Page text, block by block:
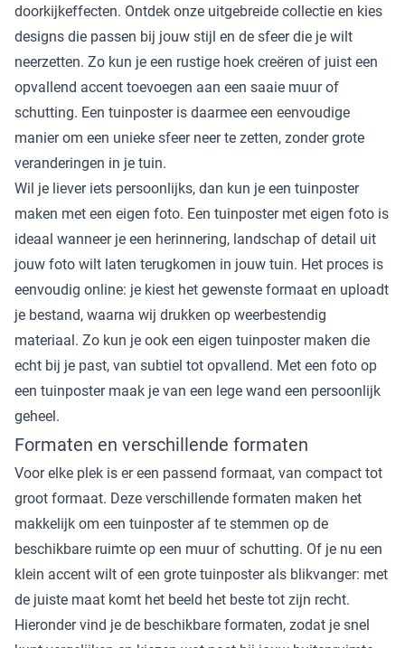
doorkijkeffecten. Ontdek onze uitgebreide collectie en kies
designs die passen bij jouw stijl en de sfeer die je wilt
neerzetten. Zo kun je een rustige hoek creëren of juist een
opvallend accent toevoegen aan een saaie muur of
schutting. Een tuinposter is daarmee een eenvoudige
manier om een unieke sfeer neer te zetten, zonder grote
veranderingen in je tuin.
Wil je liever iets persoonlijks, dan kun je een tuinposter
maken met een eigen foto. Een tuinposter met eigen foto is
ideaal wanneer je een herinnering, landschap of detail uit
jouw foto wilt laten terugkomen in jouw tuin. Het proces is
eenvoudig online: je kiest het gewenste formaat en uploadt
je bestand, waarna wij drukken op weerbestendig
materiaal. Zo kun je ook een eigen tuinposter maken die
echt bij je past, van subtiel tot opvallend. Met een foto op
een tuinposter maak je van een lege wand een persoonlijk
geheel.
Formaten en verschillende formaten
Voor elke plek is er een passend formaat, van compact tot
groot formaat. Deze verschillende formaten maken het
makkelijk om een tuinposter af te stemmen op de
beschikbare ruimte op een muur of schutting. Of je nu een
klein accent wilt of een grote tuinposter als blikvanger: met
de juiste maat komt het beeld het beste tot zijn recht.
Hieronder vind je de beschikbare formaten, zodat je snel